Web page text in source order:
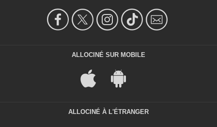
ALLOCINÉ SUR MOBILE
ALLOCINÉ À L'ÉTRANGER